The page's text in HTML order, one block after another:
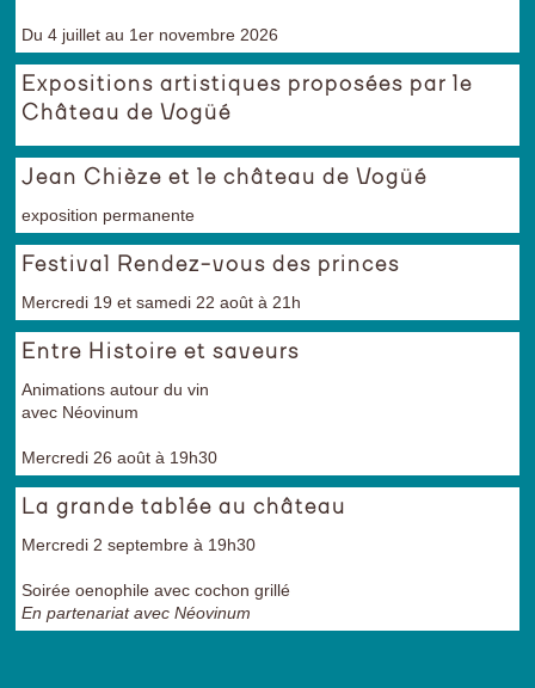
Du 4 juillet au 1er novembre 2026
Expositions artistiques proposées par le
Château de Vogüé
Jean Chièze et le château de Vogüé
exposition permanente
Festival Rendez-vous des princes
Mercredi 19 et samedi 22 août à 21h
Entre Histoire et saveurs
Animations autour du vin
avec Néovinum
Mercredi 26 août à 19h30
La grande tablée au château
Mercredi 2 septembre à 19h30
Soirée oenophile avec cochon grillé
En partenariat avec Néovinum